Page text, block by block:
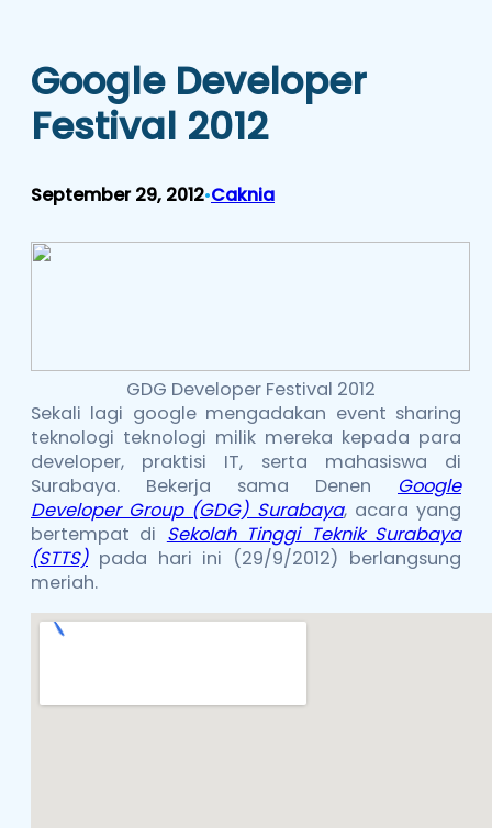
Google Developer
Festival 2012
September 29, 2012•Caknia
GDG Developer Festival 2012
Sekali lagi google mengadakan event sharing
teknologi teknologi milik mereka kepada para
developer, praktisi IT, serta mahasiswa di
Surabaya. Bekerja sama Denen Google
Developer Group (GDG) Surabaya, acara yang
bertempat di Sekolah Tinggi Teknik Surabaya
(STTS)pada hari ini (29/9/2012) berlangsung
meriah.